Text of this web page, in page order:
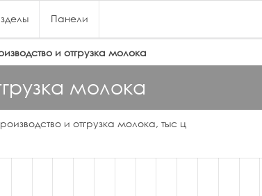
Панели
и отгрузка молока
молока
и отгрузка молока, тыс ц